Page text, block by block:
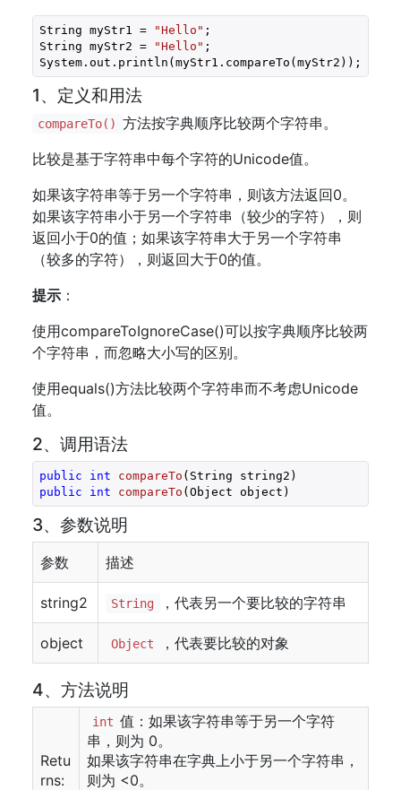
String myStr1 = "Hello" ;
String myStr2 =
"Hello" ;
System.out.println(myStr1.compareTo(myStr2));
1、定义和用法
compareTo() 方法按字典顺序比较两个字符串。
比较是基于字符串中每个字符的Unicode值。
如果该字符串等于另一个字符串，则该方法返回0。
如果该字符串小于另一个字符串（较少的字符），则
返回小于0的值；如果该字符串大于另一个字符串
（较多的字符），则返回大于0的值。
提示 ：
使用compareToIgnoreCase()可以按字典顺序比较两
个字符串，而忽略大小写的区别。
使用equals()方法比较两个字符串而不考虑Unicode
值。
2、调用语法
public int compareTo (String string2)
public
int compareTo (Object object)
3、参数说明
参数 描述
string2 String ，代表另一个要比较的字符串
object Object ，代表要比较的对象
4、方法说明
Retu
rns:
int 值：如果该字符串等于另一个字符
串，则为 0。
如果该字符串在字典上小于另一个字符串，
则为 <0。